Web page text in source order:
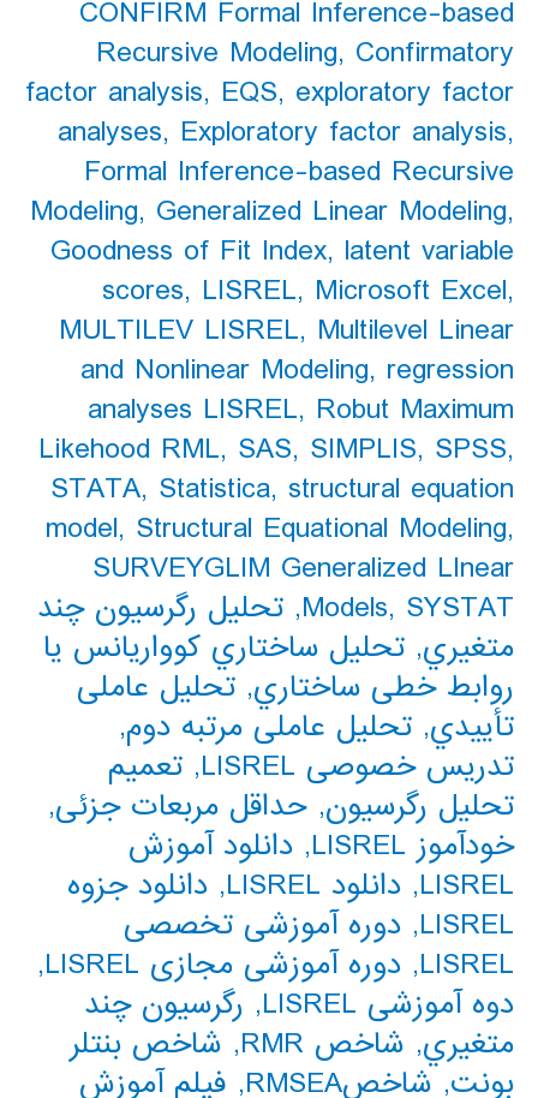
CONFIRM Formal Inference-based
Recursive Modeling, Confirmatory
factor analysis, EQS, exploratory factor
analyses, Exploratory factor analysis,
Formal Inference-based Recursive
Modeling, Generalized Linear Modeling,
Goodness of Fit Index, latent variable
scores, LISREL, Microsoft Excel,
MULTILEV LISREL, Multilevel Linear
and Nonlinear Modeling, regression
analyses LISREL, Robut Maximum
Likehood RML, SAS, SIMPLIS, SPSS,
STATA, Statistica, structural equation
model, Structural Equational Modeling,
SURVEYGLIM Generalized LInear
Models, SYSTAT
, تحلیل رگرسیون چند
متغیري, تحلیل ساختاري کوواریانس یا
روابط خطی ساختاري, تحلیل عاملی
تأییدي, تحلیل عاملی مرتبه دوم,
تدریس خصوصی LISREL
, تعمیم
تحلیل رگرسیون, حداقل مربعات جزئی,
خودآموز LISREL
, دانلود آموزش
LISREL
, دانلود LISREL , دانلود جزوه
LISREL
, دوره آموزشی تخصصی
LISREL
, دوره آموزشی مجازی LISREL
,
دوه آموزشی LISREL
, رگرسیون چند
متغیري, شاخص RMR , شاخص بنتلر
بونت, شاخصRMSEA , فیلم آموزش